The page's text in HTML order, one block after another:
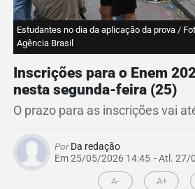
Estudantes no dia da aplicação da prova /
Agência Brasil
Inscrições para o Enem
nesta segunda-feira (25)
O prazo para as inscrições vai
PorDa redação
Em 25/05/2026 14:45 - Atl. 27/
A- A+